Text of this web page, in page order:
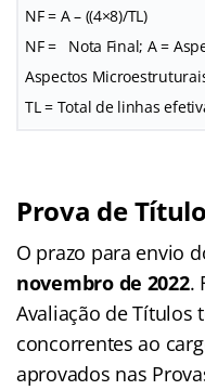
NF = A – ((4×8)/TL)
NF = Nota Final; A =
Aspectos
TL = Total de linhas
Prova de
O prazo para envio
novembro de 2022.
Avaliação de Títulos
concorrentes ao
aprovados nas